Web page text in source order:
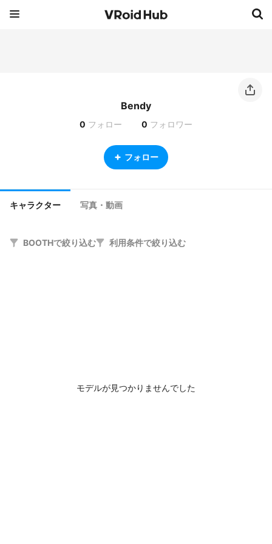
Bendy
0 フォロー 0 フォロワー
フォロー
キャラクター 写真・動画
BOOTHで絞り込む 利用条件で絞り込む
モデルが見つかりませんでした